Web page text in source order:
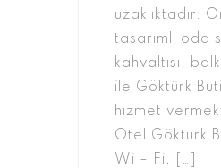
uzaklıktadır.
tasarımlı oda
kahvaltısı,
ile Göktürk
hizmet
Otel Göktürk
Wi – Fi, […]